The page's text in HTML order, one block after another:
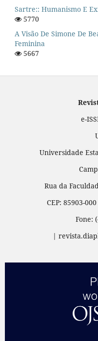
Sartre:: Humanismo E
5770
A Visão De Simone De
Feminina
5667
e-
Universidade
Rua da
CEP: 85903-
Fone:
|